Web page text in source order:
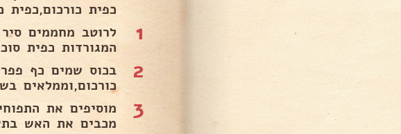
כפית
1
לרוטב מחממים
המגורדות כפית סוכר ומערבבים
2
בכוס שמים כף
כורכום,וממלאים
3
מוסיפים את
מכבים את האש